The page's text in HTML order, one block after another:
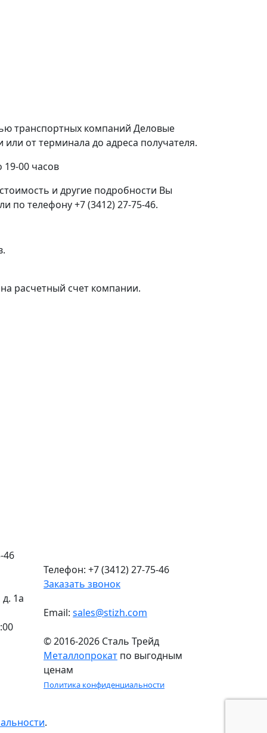
транспортных компаний Деловые
от терминала до адреса получателя.
19-00 часов
и другие подробности Вы
по телефону +7 (3412) 27-75-46.
расчетный счет компании.
46
1а
Телефон: +7 (3412) 27-75-46
Заказать звонок
Email: sales@stizh.com
© 2016-2026 Сталь Трейд
Металлопрокат по выгодным
ценам
Политика конфиденциальности
.